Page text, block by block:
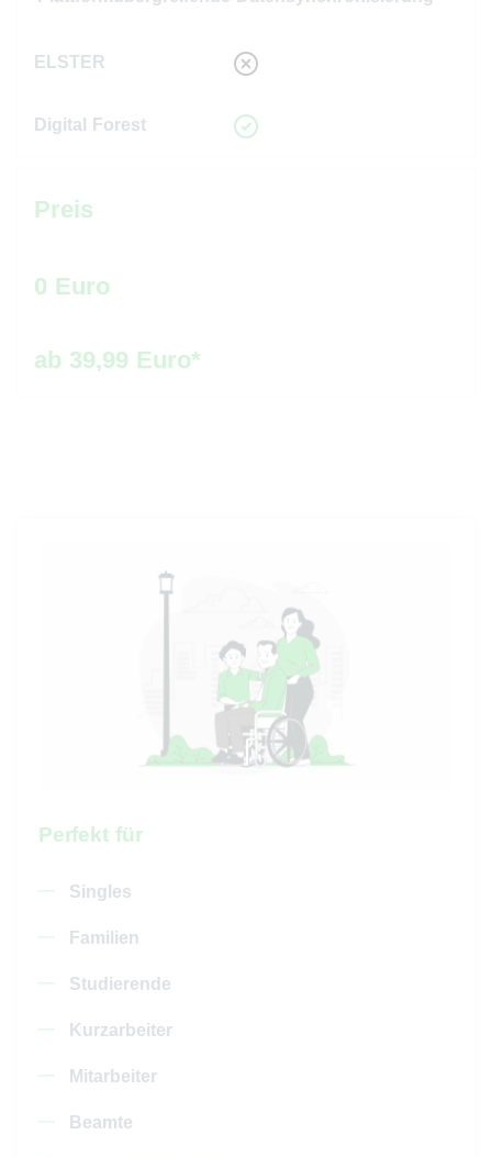
Preis
0 Euro
ab 39,99 Euro*
Perfekt für
Singles
Familien
Studierende
Kurzarbeiter
Mitarbeiter
Beamte